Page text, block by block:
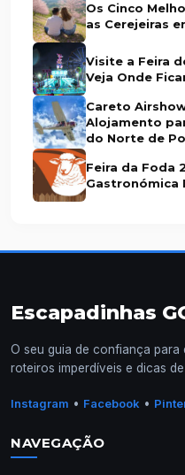
Os Cinco
as Cerejeiras
Visite a Feira
Veja Onde
Careto
Alojamento
do Norte de
Feira da Foda
Gastronómica
Escapadinhas
O seu guia de confiança para
roteiros imperdíveis e dicas
Instagram • Facebook •
NAVEGAÇÃO